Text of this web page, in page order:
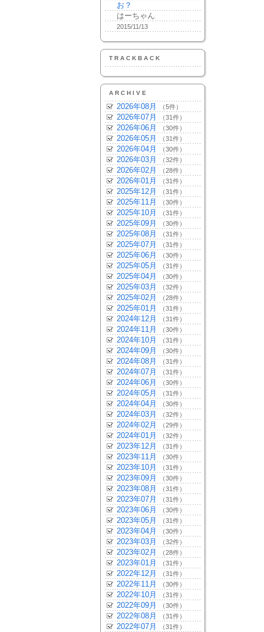
お？
はーちゃん
2015/11/13
TRACKBACK
ARCHIVE
2026年08月 （5件）
2026年07月 （31件）
2026年06月 （30件）
2026年05月 （31件）
2026年04月 （30件）
2026年03月 （32件）
2026年02月 （28件）
2026年01月 （31件）
2025年12月 （31件）
2025年11月 （30件）
2025年10月 （31件）
2025年09月 （30件）
2025年08月 （31件）
2025年07月 （31件）
2025年06月 （30件）
2025年05月 （31件）
2025年04月 （30件）
2025年03月 （32件）
2025年02月 （28件）
2025年01月 （31件）
2024年12月 （31件）
2024年11月 （30件）
2024年10月 （31件）
2024年09月 （30件）
2024年08月 （31件）
2024年07月 （31件）
2024年06月 （30件）
2024年05月 （31件）
2024年04月 （30件）
2024年03月 （32件）
2024年02月 （29件）
2024年01月 （32件）
2023年12月 （31件）
2023年11月 （30件）
2023年10月 （31件）
2023年09月 （30件）
2023年08月 （31件）
2023年07月 （31件）
2023年06月 （30件）
2023年05月 （31件）
2023年04月 （30件）
2023年03月 （32件）
2023年02月 （28件）
2023年01月 （31件）
2022年12月 （31件）
2022年11月 （30件）
2022年10月 （31件）
2022年09月 （30件）
2022年08月 （31件）
2022年07月 （31件）